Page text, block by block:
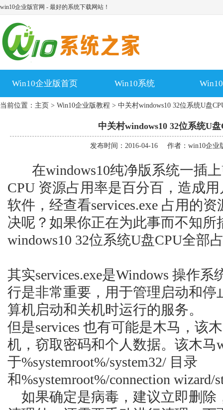
win10企业版官网 - 最好的系统下载网站！
Win10企业版首页 Win10系统
当前位置： 主页 > Win10企业版教程 > 中关村windows10 32位系统U盘
中关村windows10 32位系统U
发布时间：2016-04-16 作者：win10企业
在windows10纯净版系统一插上
CPU 资源占用率是百分百，造成
软件，经查看services.exe 占用的
决呢？如果你正在为此事而不知所
windows10 32位系统U盘CPU全部
其实services.exe是Windows 操作
行是非常重要，用于管理启动和
算机启动和关机时运行的服务。
但是services 也有可能是木马，该
机，窃取密码和个人数据。该木马
于%systemroot%/system32/ 目录
和%systemroot%/connection wizard/
如果确定是病毒，建议立即删除